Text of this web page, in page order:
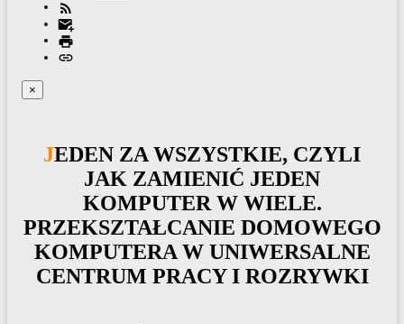
×
JEDEN ZA WSZYSTKIE, CZYLI
JAK ZAMIENIĆ JEDEN
KOMPUTER W WIELE.
PRZEKSZTAŁCANIE DOMOWEGO
KOMPUTERA W UNIWERSALNE
CENTRUM PRACY I ROZRYWKI